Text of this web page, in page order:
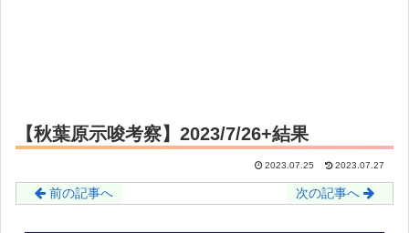
【秋葉原示唆考察】2023/7/26+結果
2023.07.25 2023.07.27
前の記事へ 次の記事へ